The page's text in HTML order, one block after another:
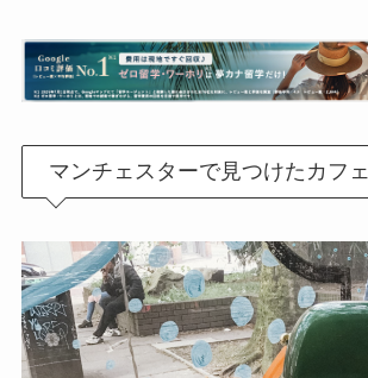
マンチェスターで見つけたカフェ